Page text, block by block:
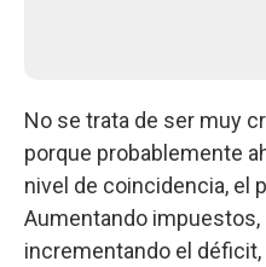
No se trata de ser muy
porque probablemente
nivel de coincidencia, el
Aumentando impuestos,
incrementando el